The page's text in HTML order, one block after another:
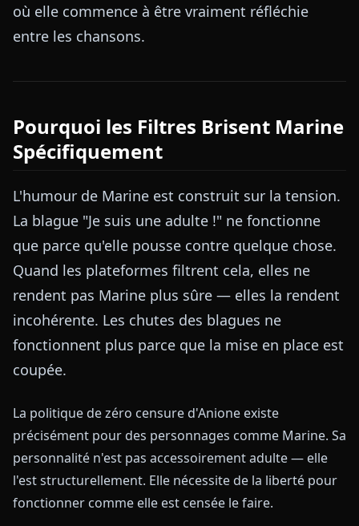
où elle commence à être vraiment réfléchie
entre les chansons.
Pourquoi les Filtres Brisent Marine
Spécifiquement
L'humour de Marine est construit sur la tension.
La blague "Je suis une adulte !" ne fonctionne
que parce qu'elle pousse contre quelque chose.
Quand les plateformes filtrent cela, elles ne
rendent pas Marine plus sûre — elles la rendent
incohérente. Les chutes des blagues ne
fonctionnent plus parce que la mise en place est
coupée.
La politique de zéro censure d'Anione existe
précisément pour des personnages comme Marine. Sa
personnalité n'est pas accessoirement adulte — elle
l'est structurellement. Elle nécessite de la liberté pour
fonctionner comme elle est censée le faire.